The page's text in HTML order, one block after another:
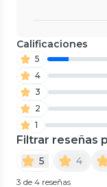
Calificaciones
5
4
3
2
1
Filtrar reseñas
5 4
3 de 4 reseñas